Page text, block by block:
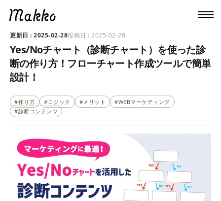
2025-02-28 2025-02-28
Yes/Noチャート（診断チャート）を使った診
断の作り方！フローチャート作成ツールで簡単
設計！
#作り方 #ロジック #メリット
#WEBマーケティング
#診断コンテンツ